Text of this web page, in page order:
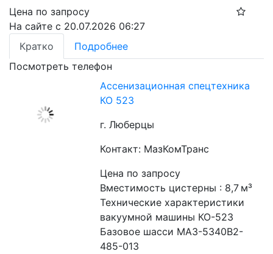
Цена по запросу
На сайте с 20.07.2026 06:27
Кратко
Подробнее
Посмотреть телефон
Ассенизационная спецтехника
КО 523
г. Люберцы
Контакт: МазКомТранс
Цена по запросу
Вместимость цистерны : 8,7 м³
Технические характеристики
вакуумной машины КО-523
Базовое шасси МАЗ-5340В2-
485-013